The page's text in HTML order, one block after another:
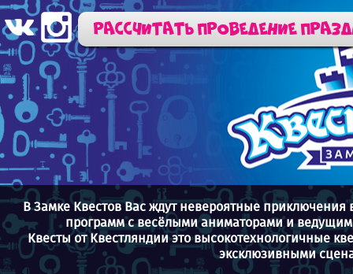
Рассчитать проведение
В Замке Квестов Вас ждут невероятные
программ с весёлыми аниматорами и
Квесты от Квестляндии это высокотехнологичные
эксклюзивными